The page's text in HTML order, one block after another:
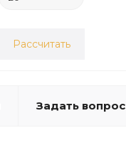
Рассчитать
Задать вопрос